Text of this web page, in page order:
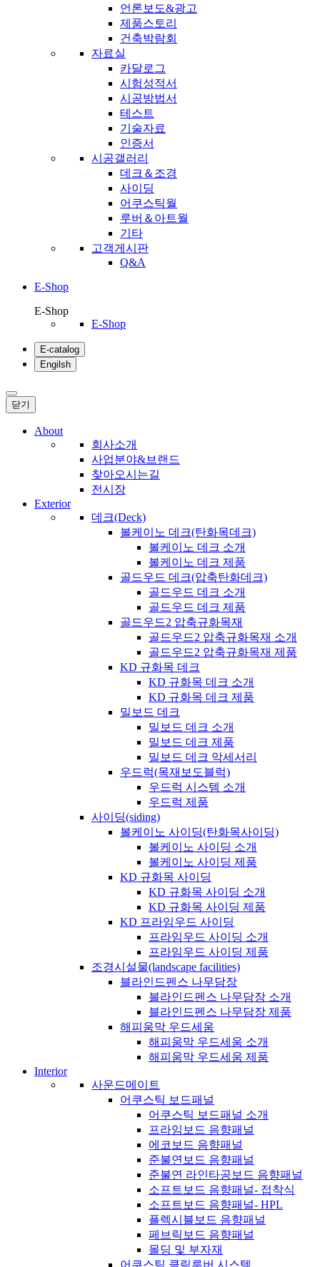
언론보도&광고
제품스토리
건축박람회
자료실
카달로그
시험성적서
시공방법서
테스트
기술자료
인증서
시공갤러리
데크＆조경
사이딩
어쿠스틱월
루버＆아트월
기타
고객게시판
Q&A
E-Shop
E-Shop
E-Shop
E-catalog
Engilsh
닫기
About
회사소개
사업분야&브랜드
찾아오시는길
전시장
Exterior
데크(Deck)
볼케이노 데크(탄화목데크)
볼케이노 데크 소개
볼케이노 데크 제품
골드우드 데크(압축탄화데크)
골드우드 데크 소개
골드우드 데크 제품
골드우드2 압축규화목재
골드우드2 압축규화목재 소개
골드우드2 압축규화목재 제품
KD 규화목 데크
KD 규화목 데크 소개
KD 규화목 데크 제품
밀보드 데크
밀보드 데크 소개
밀보드 데크 제품
밀보드 데크 악세서리
우드럭(목재보도블럭)
우드럭 시스템 소개
우드럭 제품
사이딩(siding)
볼케이노 사이딩(탄화목사이딩)
볼케이노 사이딩 소개
볼케이노 사이딩 제품
KD 규화목 사이딩
KD 규화목 사이딩 소개
KD 규화목 사이딩 제품
KD 프라임우드 사이딩
프라임우드 사이딩 소개
프라임우드 사이딩 제품
조경시설물(landscape facilities)
블라인드펜스 나무담장
블라인드펜스 나무담장 소개
블라인드펜스 나무담장 제품
해피움막 우드세움
해피움막 우드세움 소개
해피움막 우드세움 제품
Interior
사운드메이트
어쿠스틱 보드패널
어쿠스틱 보드패널 소개
프라임보드 음향패널
에코보드 음향패널
준불연보드 음향패널
준불연 라인타공보드 음향패널
소프트보드 음향패널- 접착식
소프트보드 음향패널- HPL
플렉시블보드 음향패널
페브릭보드 음향패널
몰딩 및 부자재
어쿠스틱 클릭루버 시스템